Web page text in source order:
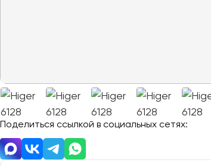
Поделиться ссылкой в социальных сетях: